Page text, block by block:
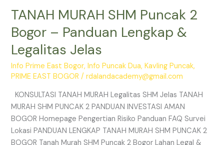
TANAH MURAH SHM Puncak 2
Bogor – Panduan Lengkap &
Legalitas Jelas
Info Prime East Bogor,Info Puncak Dua,Kavling Puncak,
PRIME EAST BOGOR /rdalandacademy@gmail.com
KONSULTASI TANAH MURAH Legalitas SHM Jelas TANAH
MURAH SHM PUNCAK 2 PANDUAN INVESTASI AMAN
BOGOR Homepage Pengertian Risiko Panduan FAQ Survei
Lokasi PANDUAN LENGKAP TANAH MURAH SHM PUNCAK 2
BOGOR Tanah Murah SHM Puncak 2 Bogor Lahan Legal &